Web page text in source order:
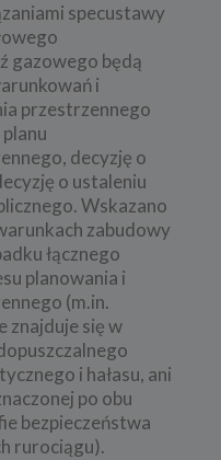
specustawy
gazowego będą
i
przestrzennego
decyzję o
o ustaleniu
Wskazano
zabudowy
łącznego
planowania i
(m.in.
znajduje się w
i hałasu, ani
po obu
bezpieczeństwa
rurociągu).